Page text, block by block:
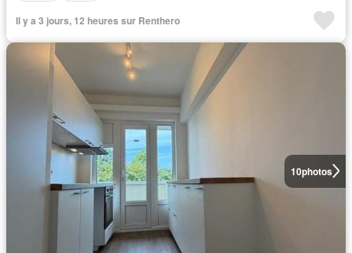
Il y a 3 jours, 12 heures sur Renthero
10photos